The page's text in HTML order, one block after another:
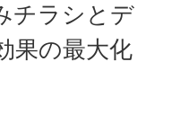
チラシとデ
果の最大化